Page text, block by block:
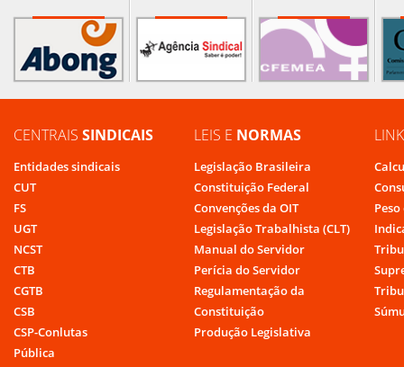
CENTRAIS SINDICAIS
Entidades sindicais
CUT
FS
UGT
NCST
CTB
CGTB
CSB
CSP-Conlutas
Pública
LEIS E NORMAS
Legislação Brasileira
Constituição Federal
Convenções da OIT
Legislação Trabalhista (CLT)
Manual do Servidor
Perícia do Servidor
Regulamentação da
Constituição
Produção Legislativa